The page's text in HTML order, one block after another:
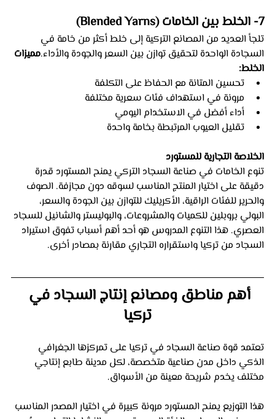
7- الخلط بين الخامات (Blended Yarns)
تلجأ العديد من المصانع التركية إلى خلط أكثر من خامة في
السجادة الواحدة لتحقيق توازن بين السعر والجودة والأداء.مميزات
الخلط:
تحسين المتانة مع الحفاظ على التكلفة
مرونة في استهداف فئات سعرية مختلفة
أداء أفضل في الاستخدام اليومي
تقليل العيوب المرتبطة بخامة واحدة
الخلاصة التجارية للمستورد
تنوع الخامات في صناعة السجاد التركي يمنح المستورد قدرة
دقيقة على اختيار المنتج المناسب لسوقه دون مجازفة. الصوف
والحرير للفئات الراقية، الأكريليك للتوازن بين الجودة والسعر،
البولي بروبلين للكميات والمشروعات، والبوليستر والشانيل للسجاد
العصري. هذا التنوع المدروس هو أحد أهم أسباب تفوق استيراد
السجاد من تركيا واستقراره التجاري مقارنة بمصادر أخرى.
أهم مناطق ومصانع إنتاج السجاد في
تركيا
تعتمد قوة صناعة السجاد في تركيا على تمركزها الجغرافي
الذكي داخل مدن صناعية متخصصة، لكل مدينة طابع إنتاجي
مختلف يخدم شريحة معينة من الأسواق.
هذا التوزيع يمنح المستورد مرونة كبيرة في اختيار المصدر المناسب